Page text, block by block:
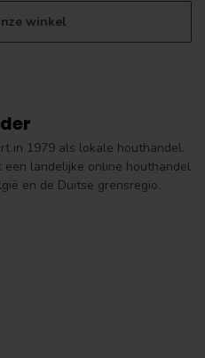
winkel
in 1979 als lokale houthandel.
landelijke online houthandel
en de Duitse grensregio.